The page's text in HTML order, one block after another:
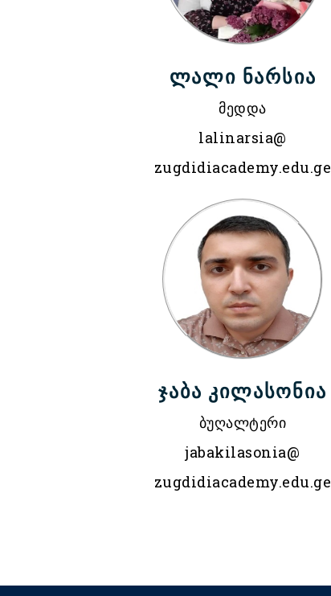
ლალი ნარსია
მედდა
lalinarsia@
zugdidiacademy.edu.ge
ჯაბა კილასონია
ბუღალტერი
jabakilasonia@
zugdidiacademy.edu.ge